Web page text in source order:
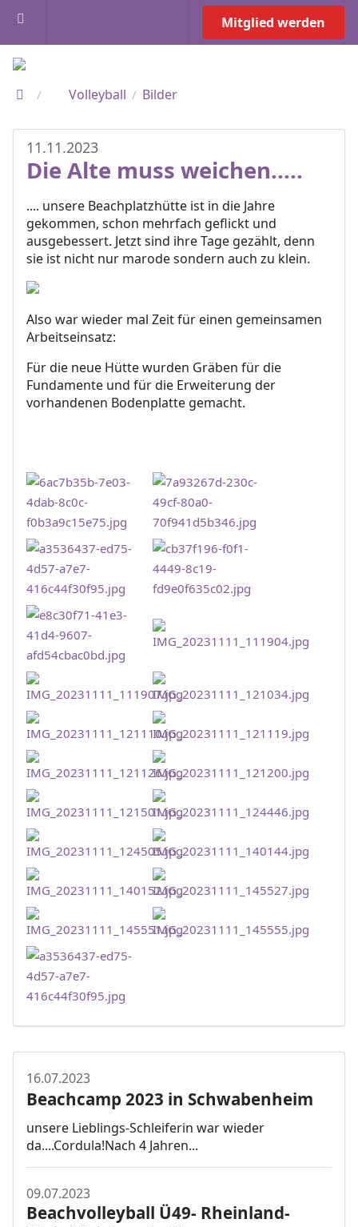
Mitglied werden
/ Volleyball / Bilder
11.11.2023
Die Alte muss weichen.....
.... unsere Beachplatzhütte ist in die Jahre
gekommen, schon mehrfach geflickt und
ausgebessert. Jetzt sind ihre Tage gezählt, denn
sie ist nicht nur marode sondern auch zu klein.
Also war wieder mal Zeit für einen gemeinsamen
Arbeitseinsatz:
Für die neue Hütte wurden Gräben für die
Fundamente und für die Erweiterung der
vorhandenen Bodenplatte gemacht.
16.07.2023
Beachcamp 2023 in Schwabenheim
unsere Lieblings-Schleiferin war wieder
da....Cordula!Nach 4 Jahren...
09.07.2023
Beachvolleyball Ü49- Rheinland-